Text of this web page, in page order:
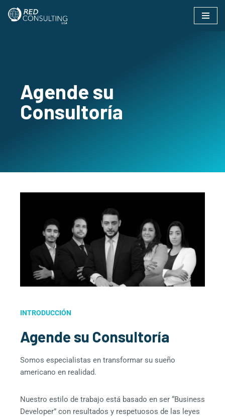
Agende su
Consultoría
INTRODUCCIÓN
Agende su Consultoría
Somos especialistas en transformar su sueño
americano en realidad.
Nuestro estilo de trabajo está basado en ser “Business
Developer” con resultados y respetuosos de las leyes